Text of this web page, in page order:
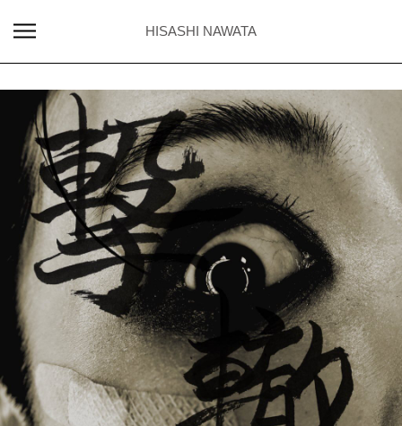
HISASHI NAWATA